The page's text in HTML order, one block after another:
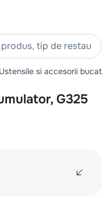
tip de restaurant,
Ustensile si accesorii
G325